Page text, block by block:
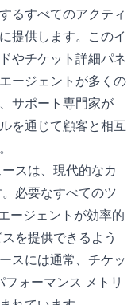
るすべてのアクティ
提供します。このイ
やチケット詳細パネ
ージェントが多くの
サポート専門家が
を通じて顧客と相互
スは、現代的なカ
必要なすべてのツ
ージェントが効率的
を提供できるよう
スには通常、チケッ
フォーマンス メトリ